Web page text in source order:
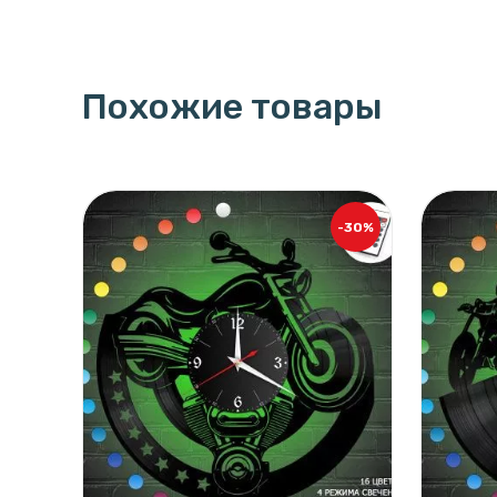
Похожие товары
-30%